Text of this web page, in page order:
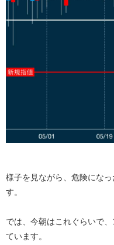
様子を見ながら、危険にな
す。
では、今朝はこれぐらいで
ています。